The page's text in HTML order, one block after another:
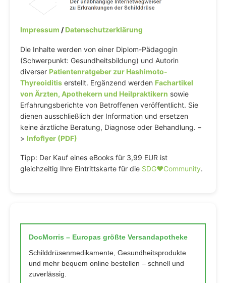
Impressum /Datenschutzerklärung
Die Inhalte werden von einer Diplom-Pädagogin
(Schwerpunkt: Gesundheitsbildung) und Autorin
diverser Patientenratgeber zur Hashimoto-
Thyreoiditis erstellt. Ergänzend werden Fachartikel
von Ärzten, Apothekern und Heilpraktikern sowie
Erfahrungsberichte von Betroffenen veröffentlicht. Sie
dienen ausschließlich der Information und ersetzen
keine ärztliche Beratung, Diagnose oder Behandlung. –
> Infoflyer (PDF)
Tipp: Der Kauf eines eBooks für 3,99 EUR ist
gleichzeitig Ihre Eintrittskarte für die SDG♥️Community.
DocMorris – Europas größte Versandapotheke
Schilddrüsenmedikamente, Gesundheitsprodukte
und mehr bequem online bestellen – schnell und
zuverlässig.